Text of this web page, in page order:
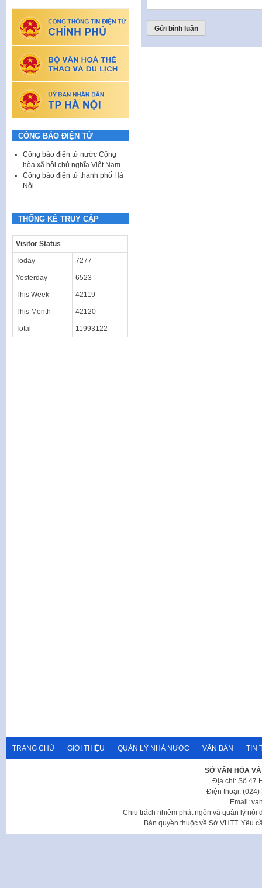
CÔNG BÁO ĐIỆN TỬ
Công báo điện tử nước Cộng
hòa xã hội chủ nghĩa Việt Nam
Công báo điện tử thành phố Hà
Nội
THỐNG KÊ TRUY CẬP
Visitor Status
Today 7277
Yesterday 6523
This Week 42119
This Month 42120
Total 11993122
TRANG CHỦ GIỚI THIỆU QUẢN LÝ NHÀ NƯỚC VĂN BẢN TIN
SỞ VĂN HÓA
Địa chỉ: Số 47
Điện thoại: (024)
Email:
Chịu trách nhiệm phát ngôn và quản lý nội
Bản quyền thuộc về Sở VHTT. Yêu